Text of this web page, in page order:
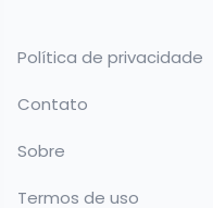
Política de privacidade
Contato
Sobre
Termos de uso